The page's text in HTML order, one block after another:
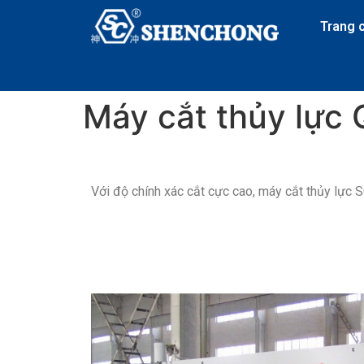
Trang
Máy cắt thủy lực
Với độ chính xác cắt cực cao, máy cắt thủy lực